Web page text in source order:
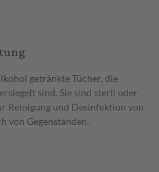
getränkte Tücher, die
sind. Sie sind steril oder
Reinigung und Desinfektion von
von Gegenständen.